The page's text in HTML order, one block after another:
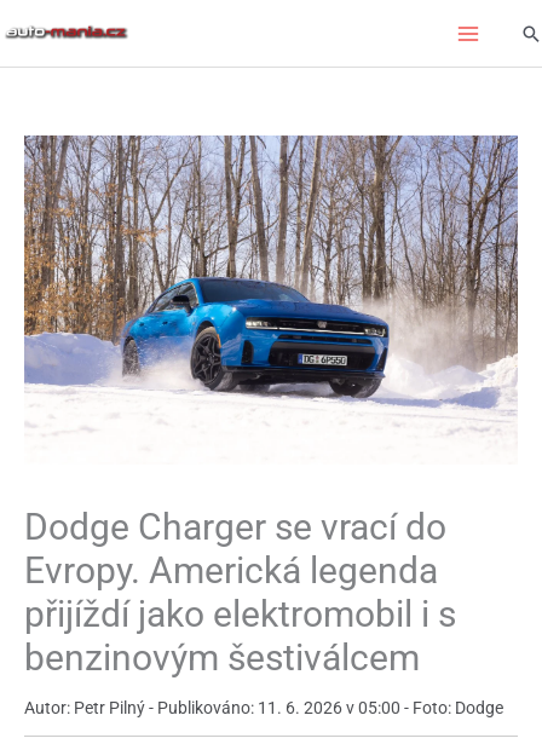
Dodge Charger se vrací do
Evropy. Americká legenda
přijíždí jako elektromobil i s
benzinovým šestiválcem
Autor: Petr Pilný - Publikováno: 11. 6. 2026 v 05:00 - Foto: Dodge